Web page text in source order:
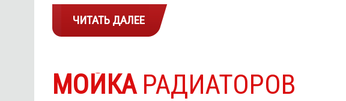
ЧИТАТЬ ДАЛЕЕ
МОЙКАРАДИАТОРОВ